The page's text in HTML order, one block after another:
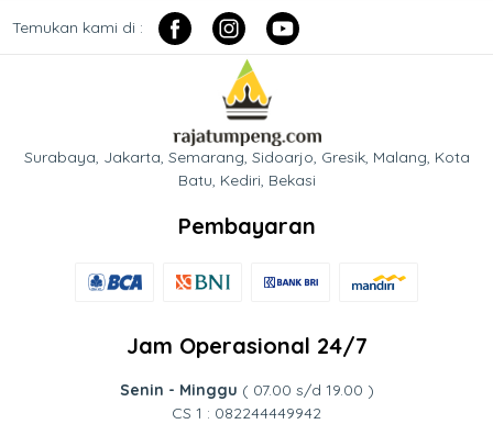
Temukan kami di :
Surabaya, Jakarta, Semarang, Sidoarjo, Gresik, Malang, Kota
Batu, Kediri, Bekasi
Pembayaran
Jam Operasional 24/7
Senin - Minggu ( 07.00 s/d 19.00 )
CS 1 : 082244449942